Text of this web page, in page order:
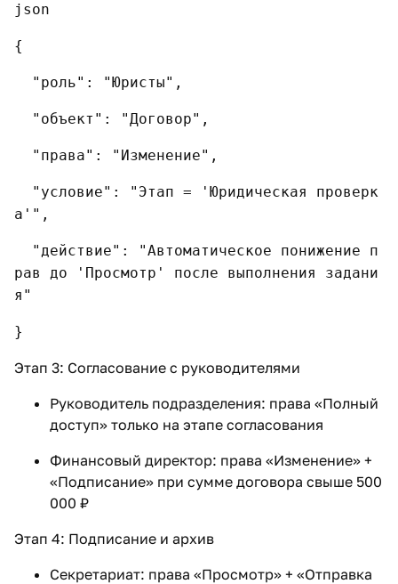
json
{
"роль": "Юристы",
"объект": "Договор",
"права": "Изменение",
"условие": "Этап = 'Юридическая проверк
а'",
"действие": "Автоматическое понижение п
рав до 'Просмотр' после выполнения задани
я"
}
Этап 3: Согласование с руководителями
Руководитель подразделения: права «Полный
доступ» только на этапе согласования
Финансовый директор: права «Изменение» +
«Подписание» при сумме договора свыше 500
000 ₽
Этап 4: Подписание и архив
Секретариат: права «Просмотр» + «Отправка